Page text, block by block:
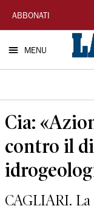
La
Nuova
Sardegna
ABBONATI
MENU
Cia:
contro il
CAGLIARI.